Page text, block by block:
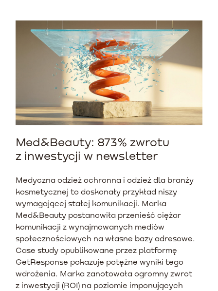
Med&Beauty: 873% zwrotu
z inwestycji w newsletter
Medyczna odzież ochronna i odzież dla branży
kosmetycznej to doskonały przykład niszy
wymagającej stałej komunikacji. Marka
Med&Beauty postanowiła przenieść ciężar
komunikacji z wynajmowanych mediów
społecznościowych na własne bazy adresowe.
Case study opublikowane przez platformę
GetResponse pokazuje potężne wyniki tego
wdrożenia. Marka zanotowała ogromny zwrot
z inwestycji (ROI) na poziomie imponujących